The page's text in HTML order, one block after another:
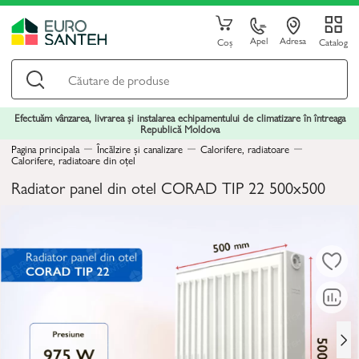
Coș Apel Adresa Catalog
Efectuăm vânzarea, livrarea și instalarea echipamentului de climatizare în întreaga
Republică Moldova
Pagina principala
Încălzire și canalizare Calorifere, radiatoare
Calorifere, radiatoare din oțel
Radiator panel din otel CORAD TIP 22 500x500